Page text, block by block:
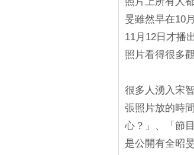
旻雖然早在10
11月12日才播
照片看得很多
很多人湧入宋
張照片放的時
心？」、「節
是公開有全昭